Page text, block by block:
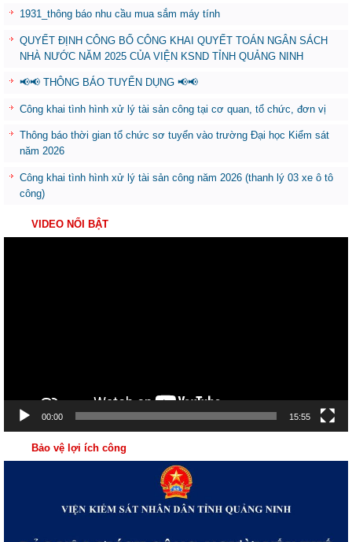
1931_thông báo nhu cầu mua sắm máy tính
QUYẾT ĐỊNH CÔNG BỐ CÔNG KHAI QUYẾT TOÁN NGÂN SÁCH
NHÀ NƯỚC NĂM 2025 CỦA VIỆN KSND TỈNH QUẢNG NINH
📢📢 THÔNG BÁO TUYỂN DỤNG 📢📢
Công khai tình hình xử lý tài sản công tại cơ quan, tổ chức, đơn vị
Thông báo thời gian tổ chức sơ tuyển vào trường Đại học Kiểm sát
năm 2026
Công khai tình hình xử lý tài sản công năm 2026 (thanh lý 03 xe ô tô
công)
VIDEO NỔI BẬT
00:00 15:55
Bảo vệ lợi ích công